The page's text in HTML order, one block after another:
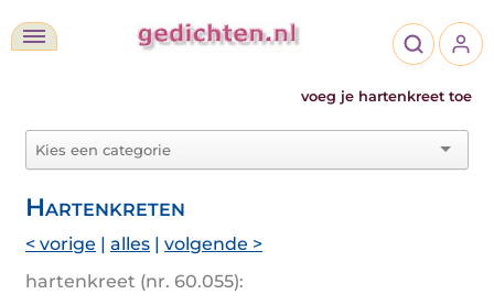
voeg je hartenkreet toe
Hartenkreten
< vorige | alles | volgende >
hartenkreet (nr. 60.055):